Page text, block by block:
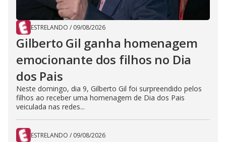
ESTRELANDO / 09/08/2026
Gilberto Gil ganha homenagem
emocionante dos filhos no Dia
dos Pais
Neste domingo, dia 9, Gilberto Gil foi surpreendido pelos
filhos ao receber uma homenagem de Dia dos Pais
veiculada nas redes...
ESTRELANDO / 09/08/2026